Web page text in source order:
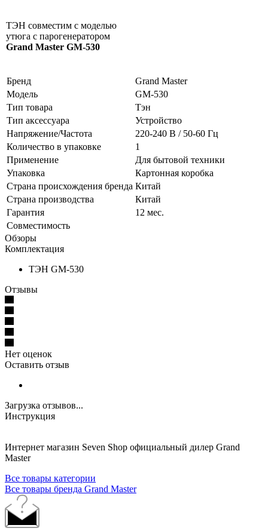
ТЭН совместим с моделью
утюга с парогенератором
Grand Master GM-530
Бренд
Grand Master
Модель
GM-530
Тип товара
Тэн
Тип аксессуара
Устройство
Напряжение/Частота
220-240 В / 50-60 Гц
Количество в упаковке
1
Применение
Для бытовой техники
Упаковка
Картонная коробка
Страна происхождения бренда Китай
Страна производства
Китай
Гарантия
12 мес.
Совместимость
Обзоры
Комплектация
ТЭН GM-530
Отзывы
Нет оценок
Оставить отзыв
Загрузка отзывов...
Инструкция
Интернет магазин Seven Shop официальный дилер Grand
Master
Все товары категории
Все товары бренда Grand Master